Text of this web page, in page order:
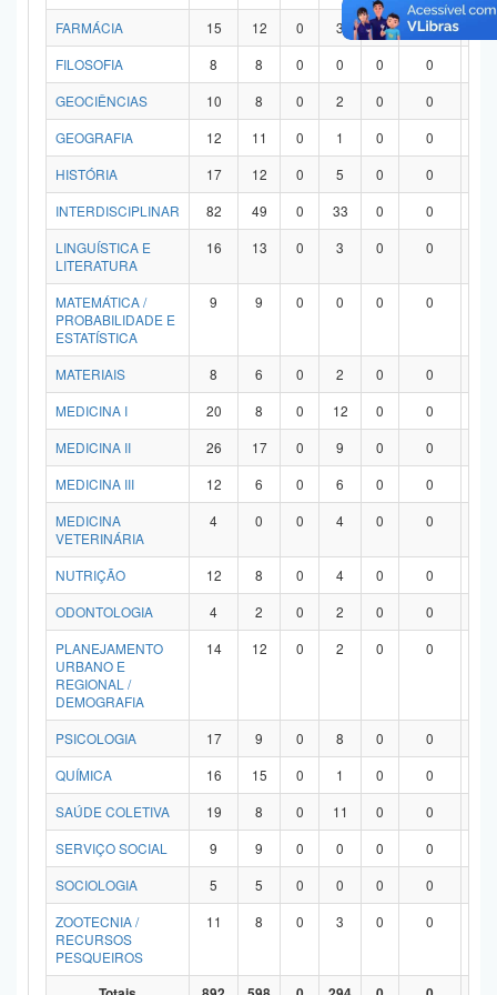
FARMÁCIA 15 12 0 3 0 0
FILOSOFIA
8 8 0 0 0 0
GEOCIÊNCIAS
10 8 0 2 0 0
GEOGRAFIA
12 11 0 1 0 0
HISTÓRIA
17 12 0 5 0 0
INTERDISCIPLINAR
82 49 0 33 0 0
LINGUÍSTICA E
LITERATURA
16 13 0 3 0 0
MATEMÁTICA /
PROBABILIDADE E
ESTATÍSTICA
9 9 0 0 0 0
MATERIAIS 8 6 0 2 0 0
MEDICINA I
20 8 0 12 0 0
MEDICINA II
26 17 0 9 0 0
MEDICINA III
12 6 0 6 0 0
MEDICINA
VETERINÁRIA
4 0 0 4 0 0
NUTRIÇÃO 12 8 0 4 0 0
ODONTOLOGIA
4 2 0 2 0 0
PLANEJAMENTO
URBANO E
REGIONAL /
DEMOGRAFIA
14 12 0 2 0 0
PSICOLOGIA 17 9 0 8 0 0
QUÍMICA
16 15 0 1 0 0
SAÚDE COLETIVA
19 8 0 11 0 0
SERVIÇO SOCIAL
9 9 0 0 0 0
SOCIOLOGIA
5 5 0 0 0 0
ZOOTECNIA /
RECURSOS
PESQUEIROS
11 8 0 3 0 0